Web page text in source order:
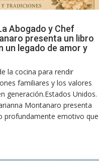
Abogado y Chef
presenta un libro
un legado de amor y
la cocina para rendir
familiares y los valores
generación.Estados Unidos.
Montanaro presenta
profundamente emotivo que